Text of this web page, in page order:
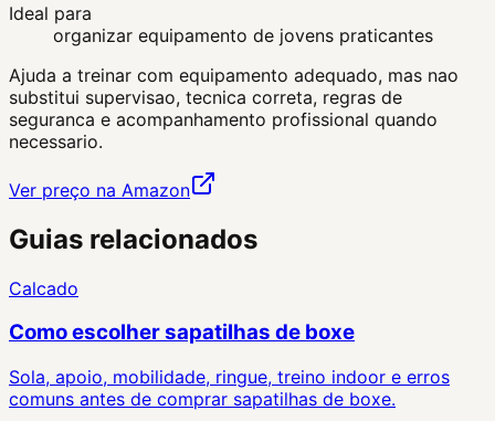
Ideal para
organizar equipamento de jovens praticantes
Ajuda a treinar com equipamento adequado, mas nao
substitui supervisao, tecnica correta, regras de
seguranca e acompanhamento profissional quando
necessario.
Ver preço na Amazon
Guias relacionados
Calcado
Como escolher sapatilhas de boxe
Sola, apoio, mobilidade, ringue, treino indoor e erros
comuns antes de comprar sapatilhas de boxe.